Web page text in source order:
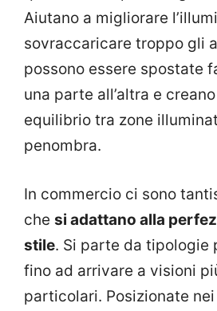
Aiutano a migliorare
sovraccaricare troppo gli
possono essere spostate
una parte all’altra e
equilibrio tra zone
penombra.
In commercio ci sono
che si adattano alla
stile. Si parte da tipologie
fino ad arrivare a visioni
particolari. Posizionate